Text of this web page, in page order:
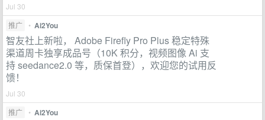
Jul 30
推广
• Ai2You
智友社上新啦， Adobe Firefly Pro Plus 稳定特殊
渠道周卡独享成品号（10K 积分，视频图像 Ai 支
持 seedance2.0 等，质保首登），欢迎您的试用反
馈！
Jul 30
推广
• Ai2You